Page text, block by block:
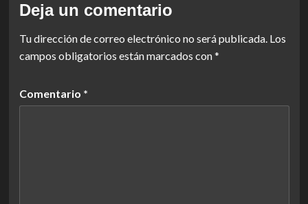
Deja un comentario
Tu dirección de correo electrónico no será publicada. Los
campos obligatorios están marcados con*
Comentario *